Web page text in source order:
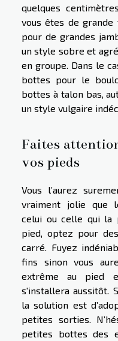
quelques
vous êtes de
pour de grandes
un style sobre et
en groupe. Dans le
bottes pour le
bottes à talon bas,
un style vulgaire
Faites
vos pieds
Vous l’aurez
vraiment jolie que
celui ou celle qui la
pied, optez pour
carré. Fuyez
fins sinon vous
extrême au pied
s'installera aussitôt.
la solution est
petites sorties.
petites bottes des